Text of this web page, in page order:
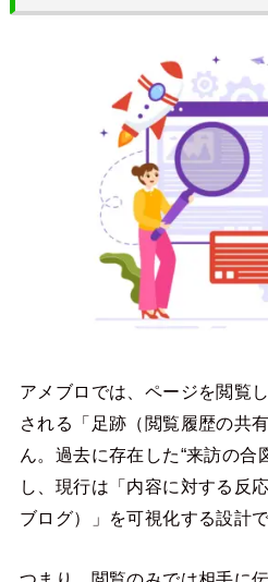
アメブロでは、ページを閲覧
される「足跡（閲覧履歴の共
ん。過去に存在した“来訪の合
し、現行は「内容に対する反
ブログ）」を可視化する設計で